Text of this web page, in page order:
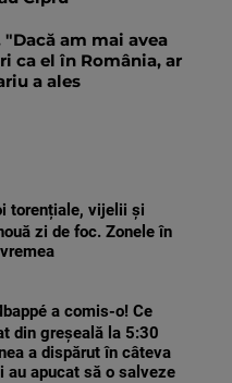
"Dacă am mai avea
ca el în România, ar
a ales
torențiale, vijelii și
zi de foc. Zonele în
a comis-o! Ce
din greșeală la 5:30
a dispărut în câteva
au apucat să o salveze